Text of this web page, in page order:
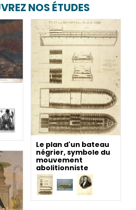
NOS ÉTUDES
Le plan d'un bateau
négrier, symbole du
mouvement
abolitionniste